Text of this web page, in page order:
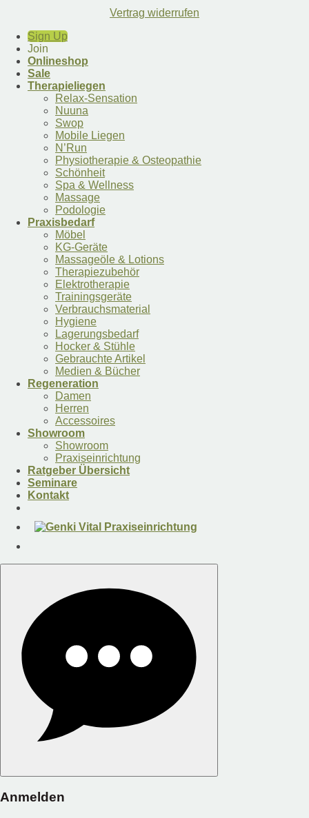
Vertrag widerrufen
Sign Up
Join
Onlineshop
Sale
Therapieliegen
Relax-Sensation
Nuuna
Swop
Mobile Liegen
N’Run
Physiotherapie & Osteopathie
Schönheit
Spa & Wellness
Massage
Podologie
Praxisbedarf
Möbel
KG-Geräte
Massageöle & Lotions
Therapiezubehör
Elektrotherapie
Trainingsgeräte
Verbrauchsmaterial
Hygiene
Lagerungsbedarf
Hocker & Stühle
Gebrauchte Artikel
Medien & Bücher
Regeneration
Damen
Herren
Accessoires
Showroom
Showroom
Praxiseinrichtung
Ratgeber Übersicht
Seminare
Kontakt
Anmelden